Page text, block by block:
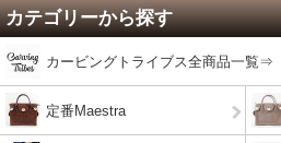
カテゴリーから探す
カービングトライブス全商品一覧⇒
定番Maestra